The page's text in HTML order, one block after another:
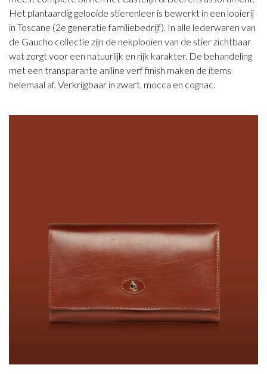
Het plantaardig gelooide stierenleer is bewerkt in een looierij
in Toscane (2e generatie familiebedrijf). In alle lederwaren van
de Gaucho collectie zijn de nekplooien van de stier zichtbaar
wat zorgt voor een natuurlijk en rijk karakter. De behandeling
met een transparante aniline verf finish maken de items
helemaal af. Verkrijgbaar in zwart, mocca en cognac.